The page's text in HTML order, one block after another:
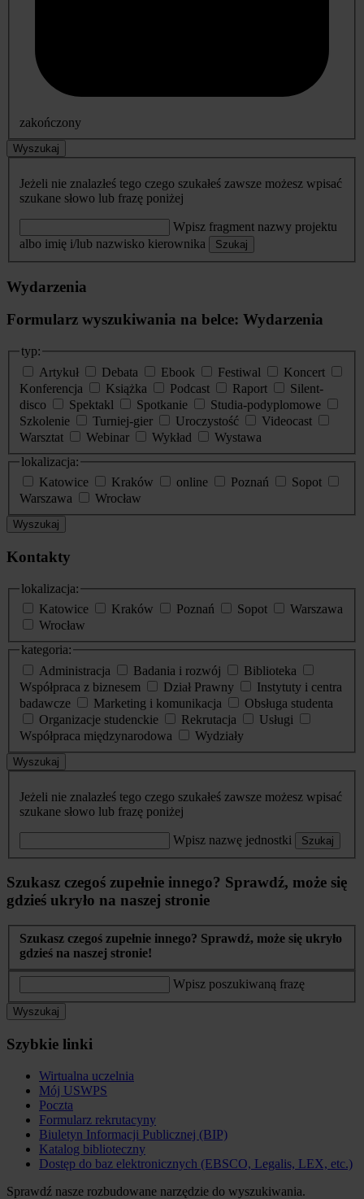
zakończony
Wyszukaj
Jeżeli nie znalazłeś tego czego szukałeś zawsze możesz wpisać
szukane słowo lub frazę poniżej
Wpisz fragment nazwy projektu
albo imię i/lub nazwisko kierownika
Szukaj
Wydarzenia
Formularz wyszukiwania na belce: Wydarzenia
typ:
Artykuł
Debata Ebook Festiwal
Koncert
Konferencja
Książka Podcast Raport
Silent-
disco
Spektakl Spotkanie
Studia-podyplomowe
Szkolenie
Turniej-gier Uroczystość
Videocast
Warsztat
Webinar Wykład
Wystawa
lokalizacja:
Katowice
Kraków online Poznań
Sopot
Warszawa
Wrocław
Wyszukaj
Kontakty
lokalizacja:
Katowice
Kraków Poznań Sopot
Warszawa
Wrocław
kategoria:
Administracja
Badania i rozwój
Biblioteka
Współpraca z biznesem
Dział Prawny
Instytuty i centra
badawcze
Marketing i komunikacja
Obsługa studenta
Organizacje studenckie
Rekrutacja
Usługi
Współpraca międzynarodowa
Wydziały
Wyszukaj
Jeżeli nie znalazłeś tego czego szukałeś zawsze możesz wpisać
szukane słowo lub frazę poniżej
Wpisz nazwę jednostki Szukaj
Szukasz czegoś zupełnie innego? Sprawdź, może się
gdzieś ukryło na naszej stronie
Szukasz czegoś zupełnie innego? Sprawdź, może się ukryło
gdzieś na naszej stronie!
Wpisz poszukiwaną frazę
Wyszukaj
Szybkie linki
Wirtualna uczelnia
Mój USWPS
Poczta
Formularz rekrutacyny
Biuletyn Informacji Publicznej (BIP)
Katalog biblioteczny
Dostęp do baz elektronicznych (EBSCO, Legalis, LEX, etc.)
Sprawdź nasze rozbudowane narzędzie do wyszukiwania.